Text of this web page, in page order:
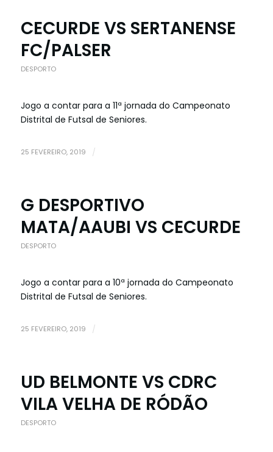
CECURDE VS SERTANENSE
FC/PALSER
DESPORTO
Jogo a contar para a 11ª jornada do Campeonato
Distrital de Futsal de Seniores.
25 FEVEREIRO, 2019 /
G DESPORTIVO
MATA/AAUBI VS CECURDE
DESPORTO
Jogo a contar para a 10ª jornada do Campeonato
Distrital de Futsal de Seniores.
25 FEVEREIRO, 2019 /
UD BELMONTE VS CDRC
VILA VELHA DE RÓDÃO
DESPORTO